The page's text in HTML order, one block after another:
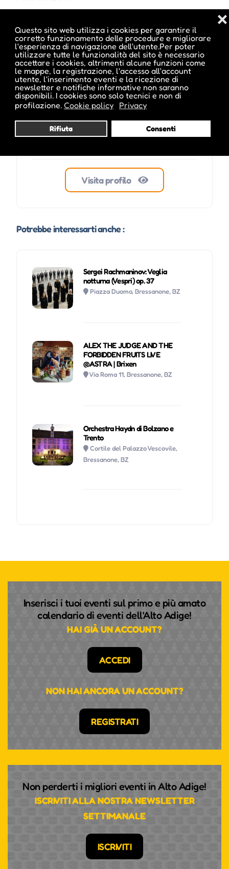
Questo sito web utilizza i cookies per garantire il
corretto funzionamento delle procedure e migliorare
l'esperienza di navigazione dell'utente.Per poter
utilizzare tutte le funzionalità del sito è necessario
accettare i cookies, altrimenti alcune funzioni come
le mappe, la registrazione, l'accesso all'account
utente, l'inserimento eventi e la ricezione di
newsletter e notifiche informative non saranno
disponibili. I cookies sono solo tecnici e non di
profilazione. Cookie policy Privacy
Rifiuta Consenti
❌
ale inside
Visita profilo
Potrebbe interessarti anche :
Sergei Rachmaninov: Veglia
notturna (Vespri) op. 37
Piazza Duomo, Bressanone, BZ
ALEX THE JUDGE AND THE
FORBIDDEN FRUITS LIVE
@ASTRA | Brixen
Via Roma 11, Bressanone, BZ
Orchestra Haydn di Bolzano e
Trento
Cortile del Palazzo Vescovile,
Bressanone, BZ
Inserisci i tuoi eventi sul primo e più amato
calendario di eventi dell'Alto Adige!
HAI GIÀ UN ACCOUNT?
ACCEDI
NON HAI ANCORA UN ACCOUNT?
REGISTRATI
Non perderti i migliori eventi in Alto Adige!
ISCRIVITI ALLA NOSTRA NEWSLETTER
SETTIMANALE
ISCRIVITI